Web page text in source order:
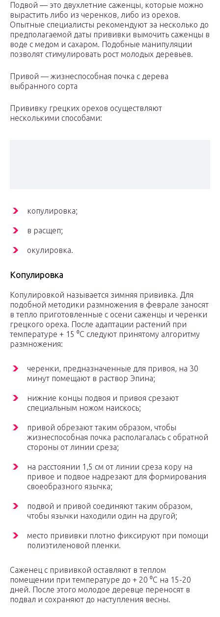
Подвой — это двухлетние саженцы, которые можно
вырастить либо из черенков, либо из орехов.
Опытные специалисты рекомендуют за несколько до
предполагаемой даты прививки вымочить саженцы в
воде с медом и сахаром. Подобные манипуляции
позволят стимулировать рост молодых деревьев.
Привой — жизнеспособная почка с дерева
выбранного сорта
Прививку грецких орехов осуществляют
несколькими способами:
копулировка;
в расщеп;
окулировка.
Копулировка
Копулировкой называется зимняя прививка. Для
подобной методики размножения в феврале заносят
в тепло приготовленные с осени саженцы и черенки
грецкого ореха. После адаптации растений при
температуре + 15 ⁰С следуют принятому алгоритму
размножения:
черенки, предназначенные для привоя, на 30
минут помещают в раствор Эпина;
нижние концы подвоя и привоя срезают
специальным ножом наискось;
привой обрезают таким образом, чтобы
жизнеспособная почка располагалась с обратной
стороны от линии среза;
на расстоянии 1,5 см от линии среза кору на
привое и подвое надрезают для формирования
своеобразного язычка;
подвой и привой соединяют таким образом,
чтобы язычки находили один на другой;
место прививки плотно фиксируют при помощи
полиэтиленовой пленки.
Саженец с прививкой оставляют в теплом
помещении при температуре до + 20 ⁰С на 15-20
дней. После этого молодое деревце переносят в
подвал и сохраняют до наступления весны.